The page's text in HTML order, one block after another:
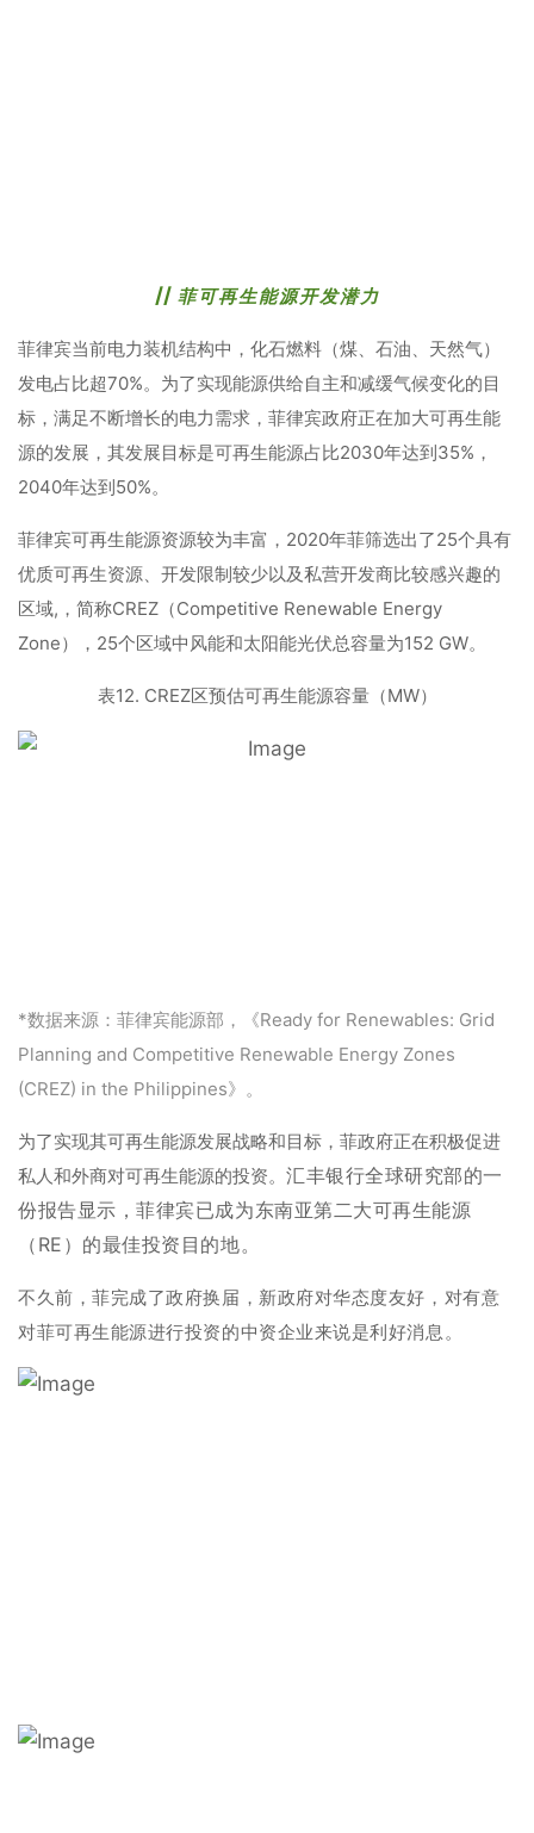
// 菲可再生能源开发潜力
菲律宾当前电力装机结构中，化石燃料（煤、石油、天然气）
发电占比超70%。为了实现能源供给自主和减缓气候变化的目
标，满足不断增长的电力需求，菲律宾政府正在加大可再生能
源的发展，其发展目标是可再生能源占比2030年达到35%，
2040年达到50%。
菲律宾可再生能源资源较为丰富，2020年菲筛选出了25个具有
优质可再生资源、开发限制较少以及私营开发商比较感兴趣的
区域,，简称CREZ（Competitive Renewable Energy
Zone），25个区域中风能和太阳能光伏总容量为152 GW。
表12. CREZ区预估可再生能源容量（MW）
*数据来源：菲律宾能源部，《Ready for Renewables: Grid
Planning and Competitive Renewable Energy Zones
(CREZ) in the Philippines》。
为了实现其可再生能源发展战略和目标，菲政府正在积极促进
私人和外商对可再生能源的投资。 汇丰银行全球研究部的一
份报告显示，菲律宾已成为东南亚第二大可再生能源
（RE）的最佳投资目的地。
不久前，菲完成了政府换届，新政府对华态度友好，对有意
对菲可再生能源进行投资的中资企业来说是利好消息。